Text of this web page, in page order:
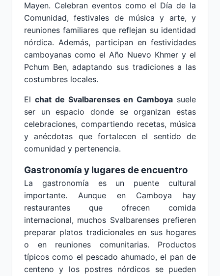
Mayen. Celebran eventos como el Día de la
Comunidad, festivales de música y arte, y
reuniones familiares que reflejan su identidad
nórdica. Además, participan en festividades
camboyanas como el Año Nuevo Khmer y el
Pchum Ben, adaptando sus tradiciones a las
costumbres locales.
El chat de Svalbarenses en Camboya suele
ser un espacio donde se organizan estas
celebraciones, compartiendo recetas, música
y anécdotas que fortalecen el sentido de
comunidad y pertenencia.
Gastronomía y lugares de encuentro
La gastronomía es un puente cultural
importante. Aunque en Camboya hay
restaurantes que ofrecen comida
internacional, muchos Svalbarenses prefieren
preparar platos tradicionales en sus hogares
o en reuniones comunitarias. Productos
típicos como el pescado ahumado, el pan de
centeno y los postres nórdicos se pueden